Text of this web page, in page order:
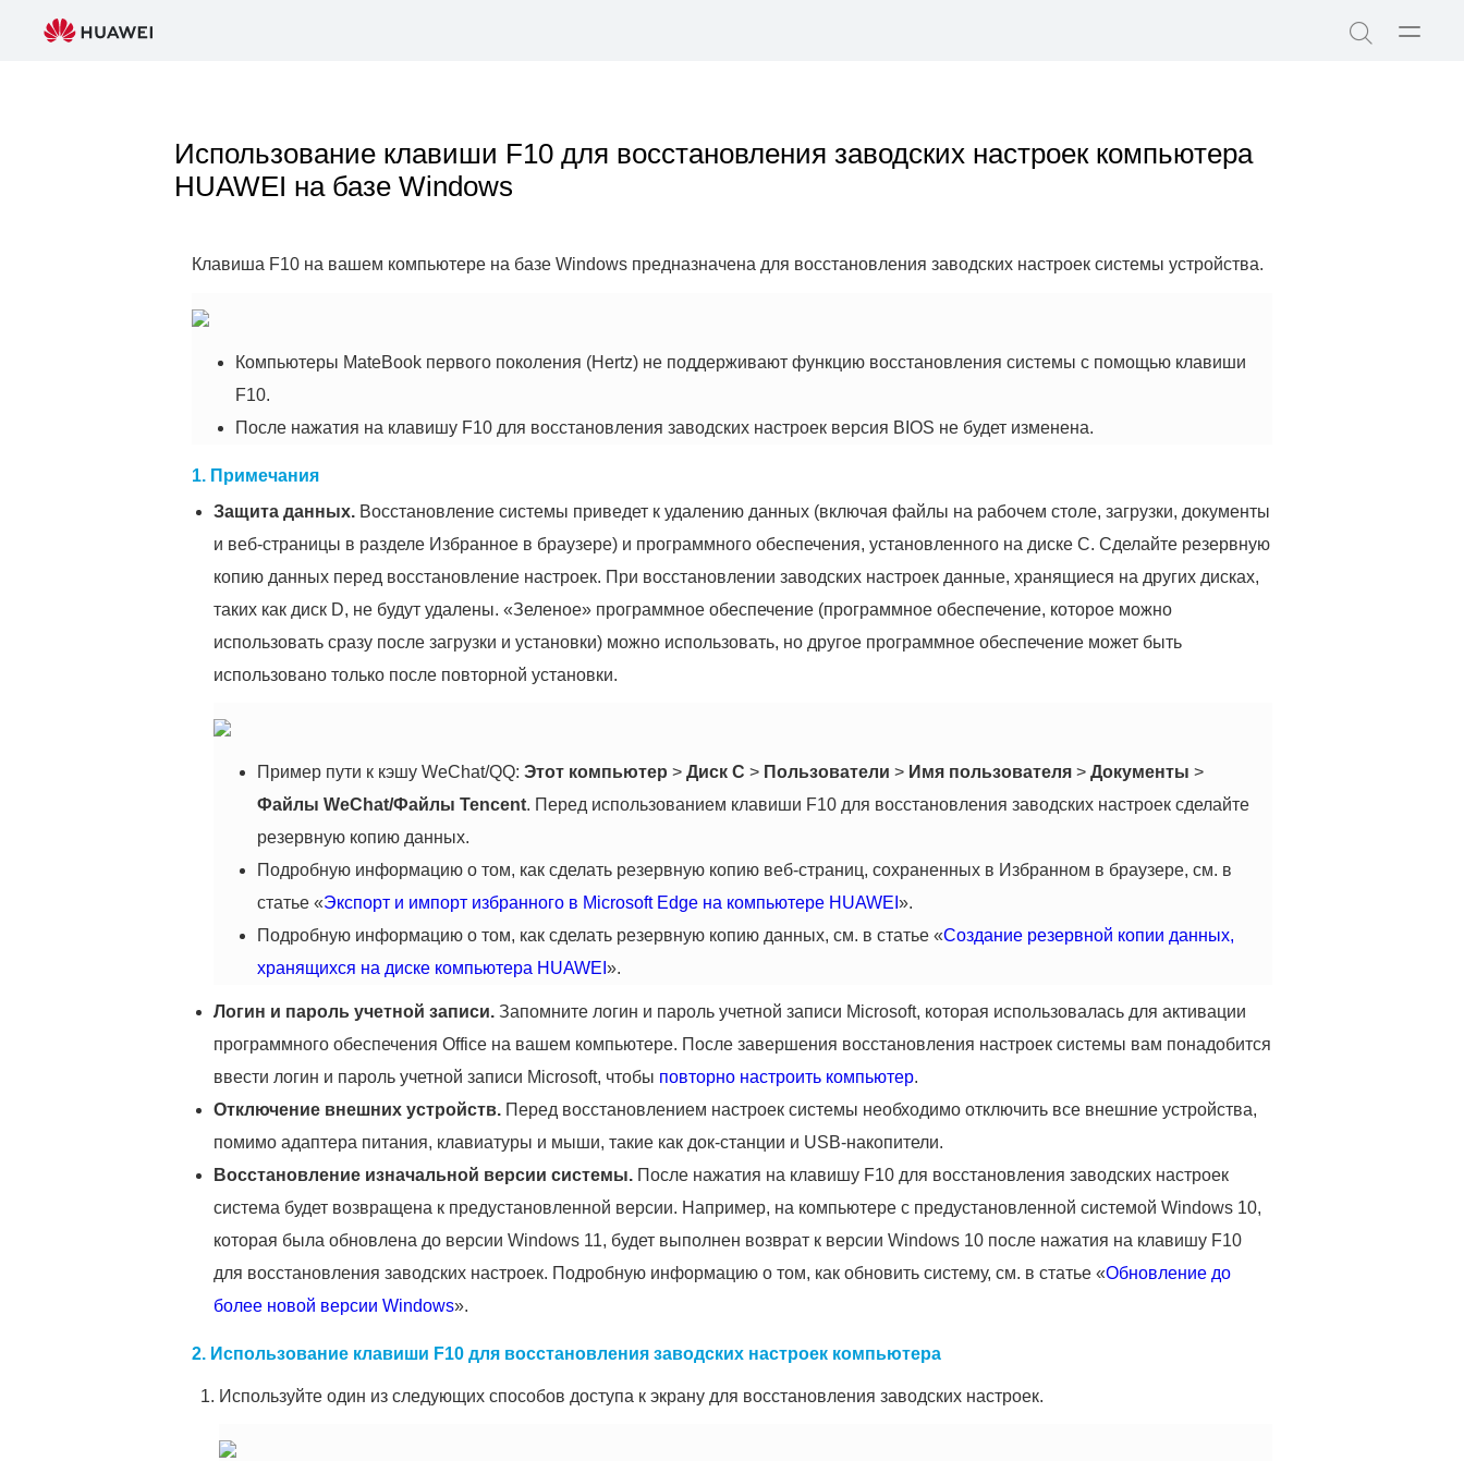
Использование клавиши F10 для восстановления заводских настроек компьютера
HUAWEI на базе Windows
Клавиша F10 на вашем компьютере на базе Windows предназначена для восстановления заводских настроек системы устройства.
Компьютеры MateBook первого поколения (Hertz) не поддерживают функцию восстановления системы с помощью клавиши
F10.
После нажатия на клавишу F10 для восстановления заводских настроек версия BIOS не будет изменена.
1.Примечания
Защита данных.Восстановление системы приведет к удалению данных (включая файлы на рабочем столе, загрузки, документы
и веб-страницы в разделе Избранное в браузере) и программного обеспечения, установленного на диске C. Сделайте резервную
копию данных перед восстановление настроек. При восстановлении заводских настроек данные, хранящиеся на других дисках,
таких как диск D, не будут удалены. «Зеленое» программное обеспечение (программное обеспечение, которое можно
использовать сразу после загрузки и установки) можно использовать, но другое программное обеспечение может быть
использовано только после повторной установки.
Пример пути к кэшу WeChat/QQ: Этот компьютер > Диск C > Пользователи > Имя пользователя> Документы >
Файлы WeChat/Файлы Tencent. Перед использованием клавиши F10 для восстановления заводских настроек сделайте
резервную копию данных.
Подробную информацию о том, как сделать резервную копию веб-страниц, сохраненных в Избранном в браузере, см. в
статье «Экспорт и импорт избранного в Microsoft Edge на компьютере HUAWEI ».
Подробную информацию о том, как сделать резервную копию данных, см. в статье «Создание резервной копии данных,
хранящихся на диске компьютера HUAWEI ».
Логин и пароль учетной записи.Запомните логин и пароль учетной записи Microsoft, которая использовалась для активации
программного обеспечения Office на вашем компьютере. После завершения восстановления настроек системы вам понадобится
ввести логин и пароль учетной записи Microsoft, чтобы повторно настроить компьютер.
Отключение внешних устройств.Перед восстановлением настроек системы необходимо отключить все внешние устройства,
помимо адаптера питания, клавиатуры и мыши, такие как док-станции и USB-накопители.
Восстановление изначальной версии системы.После нажатия на клавишу F10 для восстановления заводских настроек
система будет возвращена к предустановленной версии. Например, на компьютере с предустановленной системой Windows 10,
которая была обновлена до версии Windows 11, будет выполнен возврат к версии Windows 10 после нажатия на клавишу F10
для восстановления заводских настроек. Подробную информацию о том, как обновить систему, см. в статье «Обновление до
более новой версии Windows».
2.Использование клавиши F10 для восстановления заводских настроек компьютера
Используйте один из следующих способов доступа к экрану для восстановления заводских настроек.